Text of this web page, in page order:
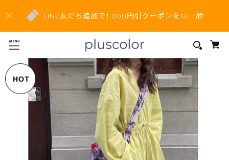
LINE友だち追加で1,000円引クーポンをGET🎁